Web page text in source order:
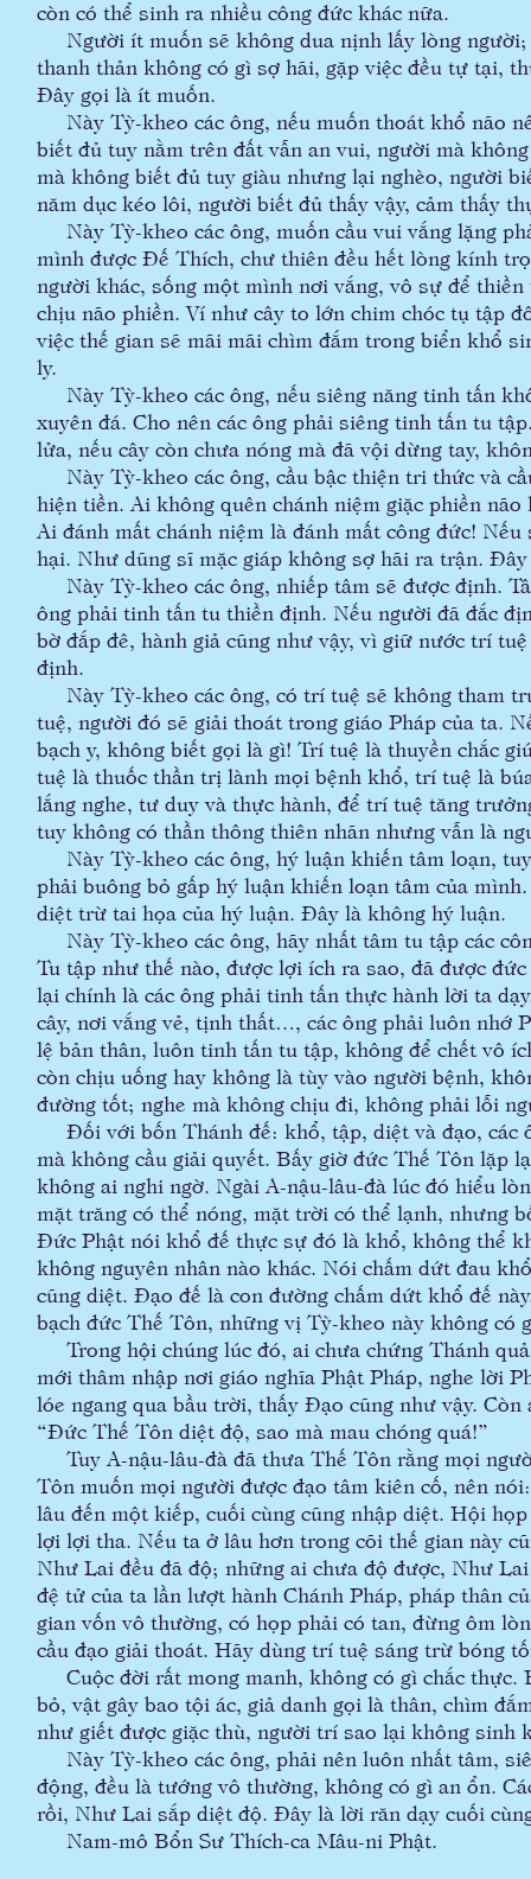
còn có thể sinh ra nhiều công đức khác nữa.
Người ít muốn sẽ không dua nịnh lấy lòng người;
thanh thản không có gì sợ hãi, gặp việc đều tự tại,
Đây gọi là ít muốn.
Này Tỳ-kheo các ông, nếu muốn thoát khổ não
biết đủ tuy nằm trên đất vẫn an vui, người mà
mà không biết đủ tuy giàu nhưng lại nghèo, người
năm dục kéo lôi, người biết đủ thấy vậy, cảm thấy
Này Tỳ-kheo các ông, muốn cầu vui vắng lặng
mình được Đế Thích, chư thiên đều hết lòng kính
người khác, sống một mình nơi vắng, vô sự để
chịu não phiền. Ví như cây to lớn chim chóc tụ tập
việc thế gian sẽ mãi mãi chìm đắm trong biển khổ
ly.
Này Tỳ-kheo các ông, nếu siêng năng tinh tấn
xuyên đá. Cho nên các ông phải siêng tinh tấn tu
lửa, nếu cây còn chưa nóng mà đã vội dừng tay,
Này Tỳ-kheo các ông, cầu bậc thiện tri thức và
hiện tiền. Ai không quên chánh niệm giặc phiền
Ai đánh mất chánh niệm là đánh mất công đức!
hại. Như dũng sĩ mặc giáp không sợ hãi ra trận.
Này Tỳ-kheo các ông, nhiếp tâm sẽ được định.
ông phải tinh tấn tu thiền định. Nếu người đã đắc
bờ đắp đê, hành giả cũng như vậy, vì giữ nước trí
định.
Này Tỳ-kheo các ông, có trí tuệ sẽ không tham
tuệ, người đó sẽ giải thoát trong giáo Pháp của ta.
bạch y, không biết gọi là gì! Trí tuệ là thuyền chắc
tuệ là thuốc thần trị lành mọi bệnh khổ, trí tuệ là
lắng nghe, tư duy và thực hành, để trí tuệ tăng
tuy không có thần thông thiên nhãn nhưng vẫn là
Này Tỳ-kheo các ông, hý luận khiến tâm loạn,
phải buông bỏ gấp hý luận khiến loạn tâm của
diệt trừ tai họa của hý luận. Đây là không hý luận.
Này Tỳ-kheo các ông, hãy nhất tâm tu tập các
Tu tập như thế nào, được lợi ích ra sao, đã được
lại chính là các ông phải tinh tấn thực hành lời ta
cây, nơi vắng vẻ, tịnh thất…, các ông phải luôn nhớ
lệ bản thân, luôn tinh tấn tu tập, không để chết vô
còn chịu uống hay không là tùy vào người bệnh,
đường tốt; nghe mà không chịu đi, không phải lỗi
Đối với bốn Thánh đế: khổ, tập, diệt và đạo, các
mà không cầu giải quyết. Bấy giờ đức Thế Tôn lặp
không ai nghi ngờ. Ngài A-nậu-lâu-đà lúc đó hiểu
mặt trăng có thể nóng, mặt trời có thể lạnh, nhưng
Đức Phật nói khổ đế thực sự đó là khổ, không thể
không nguyên nhân nào khác. Nói chấm dứt đau
cũng diệt. Đạo đế là con đường chấm dứt khổ đế
bạch đức Thế Tôn, những vị Tỳ-kheo này không có
Trong hội chúng lúc đó, ai chưa chứng Thánh
mới thâm nhập nơi giáo nghĩa Phật Pháp, nghe lời
lóe ngang qua bầu trời, thấy Đạo cũng như vậy.
“Đức Thế Tôn diệt độ, sao mà mau chóng quá!”
Tuy A-nậu-lâu-đà đã thưa Thế Tôn rằng mọi
Tôn muốn mọi người được đạo tâm kiên cố, nên
lâu đến một kiếp, cuối cùng cũng nhập diệt. Hội
lợi lợi tha. Nếu ta ở lâu hơn trong cõi thế gian này
Như Lai đều đã độ; những ai chưa độ được, Như
đệ tử của ta lần lượt hành Chánh Pháp, pháp thân
gian vốn vô thường, có họp phải có tan, đừng ôm
cầu đạo giải thoát. Hãy dùng trí tuệ sáng trừ bóng
Cuộc đời rất mong manh, không có gì chắc thực.
bỏ, vật gây bao tội ác, giả danh gọi là thân, chìm
như giết được giặc thù, người trí sao lại không sinh
Này Tỳ-kheo các ông, phải nên luôn nhất tâm,
động, đều là tướng vô thường, không có gì an ổn.
rồi, Như Lai sắp diệt độ. Đây là lời răn dạy cuối
Nam-mô Bổn Sư Thích-ca Mâu-ni Phật.